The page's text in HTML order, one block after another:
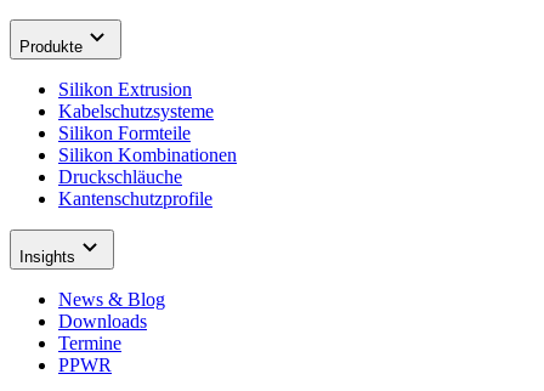
Produkte
Silikon Extrusion
Kabelschutzsysteme
Silikon Formteile
Silikon Kombinationen
Druckschläuche
Kantenschutzprofile
Insights
News & Blog
Downloads
Termine
PPWR